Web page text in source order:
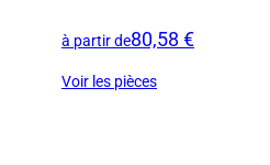
à partir de80,58 €
Voir les pièces